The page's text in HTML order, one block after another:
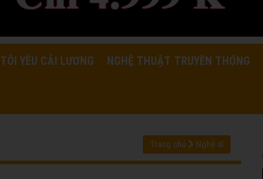
TÔI YÊU CẢI LƯƠNG NGHỆ THUẬT TRUYỀN THỐNG
Trang chủ Nghệ sĩ